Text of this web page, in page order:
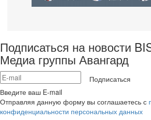
Подписаться на новости
Медиа группы Авангард
Подписаться
Введите ваш E-mail
Отправляя данную форму вы соглашаетесь с
конфиденциальности персональных данных